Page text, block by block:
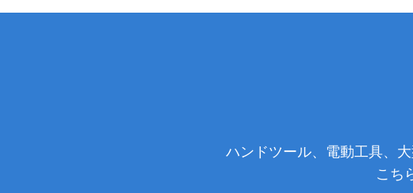
ハンドツール、電動工具、
こち